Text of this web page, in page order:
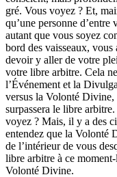
gré. Vous voyez ? Et,
qu’une personne d’entre
autant que vous soyez
bord des vaisseaux,
devoir y aller de votre
votre libre arbitre. Cela
l’Événement et la
versus la Volonté
surpassera le libre
voyez ? Mais, il y a des
entendez que la Volonté
de l’intérieur de vous
libre arbitre à ce
Volonté Divine.